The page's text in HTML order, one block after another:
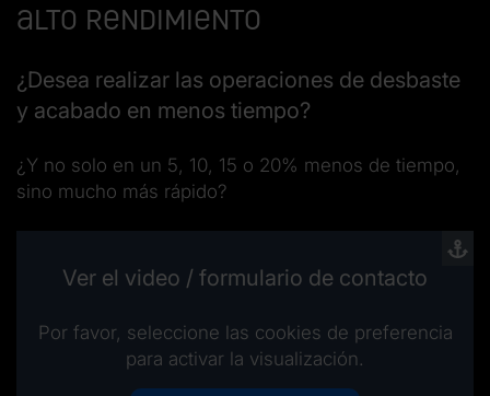
alto rendimiento
¿Desea realizar las operaciones de desbaste
y acabado en menos tiempo?
¿Y no solo en un 5, 10, 15 o 20% menos de tiempo,
sino mucho más rápido?
Ver el video / formulario de contacto
Por favor, seleccione las cookies de preferencia
para activar la visualización.